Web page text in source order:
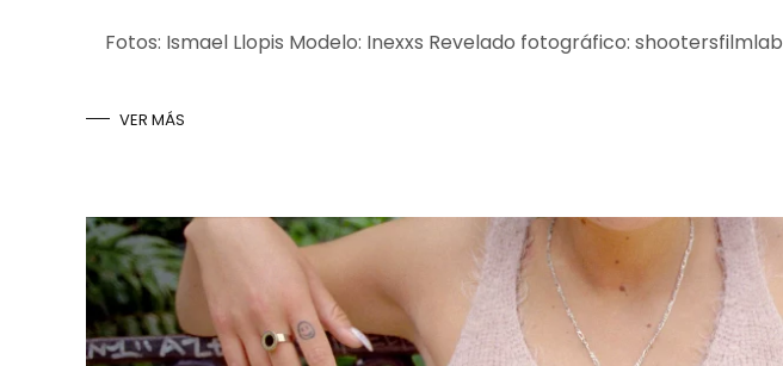
Fotos: Ismael Llopis Modelo: Inexxs Revelado fotográfico: shootersfilmlab
VER MÁS